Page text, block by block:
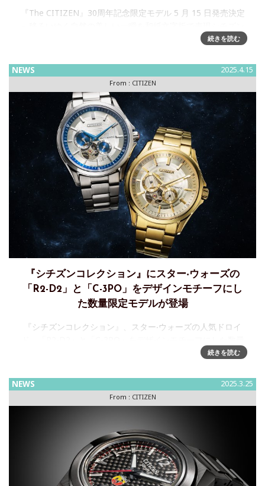
『The CITIZEN』30周年記念限定モデル 5 月 15 日発売決定
時計株式会社は、時計の本質を追求し、卓越した精度を誇る
続きを読む
NEWS 2025.4.15
From : CITIZEN
『シチズンコレクション』にスター‧ウォーズの
「R2-D2」と「C-3PO」をデザインモチーフにし
た数量限定モデルが登場
『シチズンコレクション』、スター‧ウォーズの人気ドロイ
限定モデルが登場シチズン時計株式会社は、『シチズンコレ
D2
続きを読む
NEWS 2025.3.25
From : CITIZEN